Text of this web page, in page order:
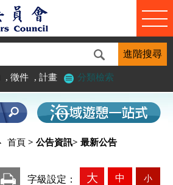
, 徵件 , 計畫 分類檢索
首頁 > 公告資訊> 最新公告
字級設定： 大 中 小